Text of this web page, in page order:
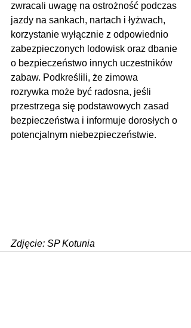
zwracali uwagę na ostrożność podczas
jazdy na sankach, nartach i łyżwach,
korzystanie wyłącznie z odpowiednio
zabezpieczonych lodowisk oraz dbanie
o bezpieczeństwo innych uczestników
zabaw. Podkreślili, że zimowa
rozrywka może być radosna, jeśli
przestrzega się podstawowych zasad
bezpieczeństwa i informuje dorosłych o
potencjalnym niebezpieczeństwie.
Zdjęcie: SP Kotunia